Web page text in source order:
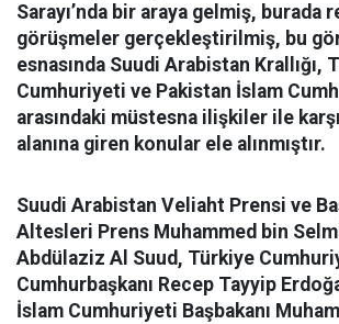
Sarayı’nda bir araya gelmiş, burada
görüşmeler gerçekleştirilmiş, bu
esnasında Suudi Arabistan Krallığı,
Cumhuriyeti ve Pakistan İslam
arasındaki müstesna ilişkiler ile
alanına giren konular ele alınmıştır.
Suudi Arabistan Veliaht Prensi ve
Altesleri Prens Muhammed bin
Abdülaziz Al Suud, Türkiye
Cumhurbaşkanı Recep Tayyip
İslam Cumhuriyeti Başbakanı